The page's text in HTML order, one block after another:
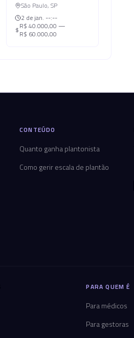
São Paulo, SP
2 de jan. --:--
R$ 40.000,00 —
R$ 60.000,00
CONTEÚDO
Quanto ganha plantonista
Como gerir escala de plantão
PARA QUEM É
Para médicos
Para gestoras